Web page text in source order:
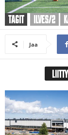
TAGIT ILVES/2
Jaa